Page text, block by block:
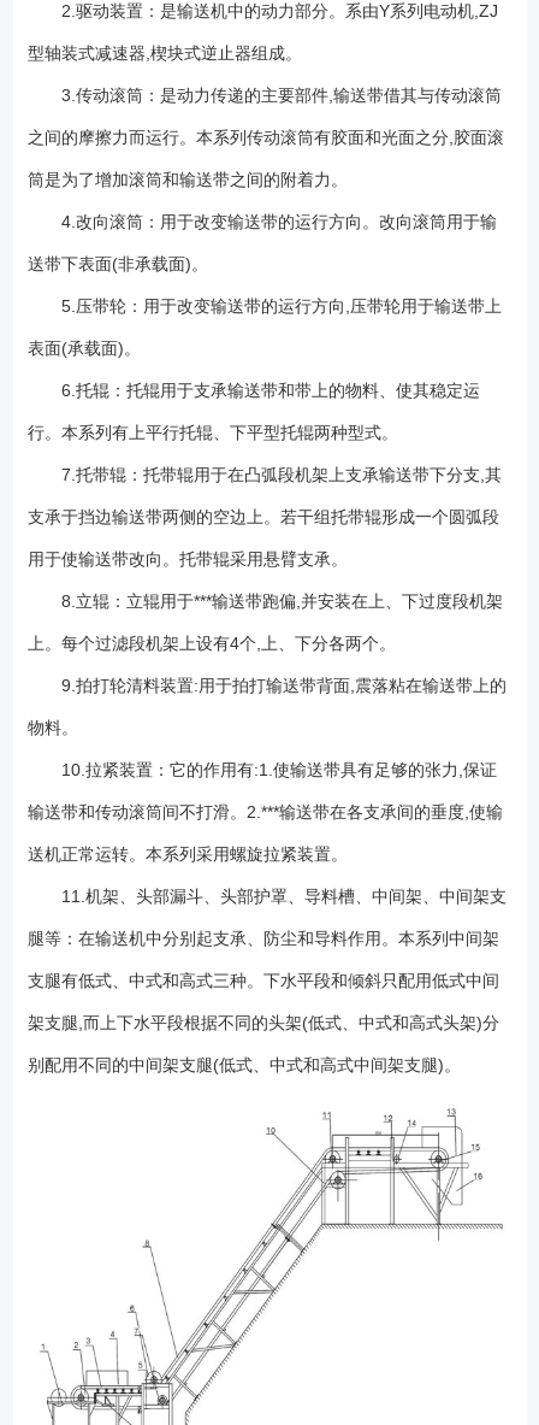
2.驱动装置：是输送机中的动力部分。系由Y系列电动机,ZJ
型轴装式减速器,楔块式逆止器组成。
3.传动滚筒：是动力传递的主要部件,输送带借其与传动滚筒
之间的摩擦力而运行。本系列传动滚筒有胶面和光面之分,胶面滚
筒是为了增加滚筒和输送带之间的附着力。
4.改向滚筒：用于改变输送带的运行方向。改向滚筒用于输
送带下表面(非承载面)。
5.压带轮：用于改变输送带的运行方向,压带轮用于输送带上
表面(承载面)。
6.托辊：托辊用于支承输送带和带上的物料、使其稳定运
行。本系列有上平行托辊、下平型托辊两种型式。
7.托带辊：托带辊用于在凸弧段机架上支承输送带下分支,其
支承于挡边输送带两侧的空边上。若干组托带辊形成一个圆弧段
用于使输送带改向。托带辊采用悬臂支承。
8.立辊：立辊用于***输送带跑偏,并安装在上、下过度段机架
上。每个过滤段机架上设有4个,上、下分各两个。
9.拍打轮清料装置:用于拍打输送带背面,震落粘在输送带上的
物料。
10.拉紧装置：它的作用有:1.使输送带具有足够的张力,保证
输送带和传动滚筒间不打滑。2.***输送带在各支承间的垂度,使输
送机正常运转。本系列采用螺旋拉紧装置。
11.机架、头部漏斗、头部护罩、导料槽、中间架、中间架支
腿等：在输送机中分别起支承、防尘和导料作用。本系列中间架
支腿有低式、中式和高式三种。下水平段和倾斜只配用低式中间
架支腿,而上下水平段根据不同的头架(低式、中式和高式头架)分
别配用不同的中间架支腿(低式、中式和高式中间架支腿)。